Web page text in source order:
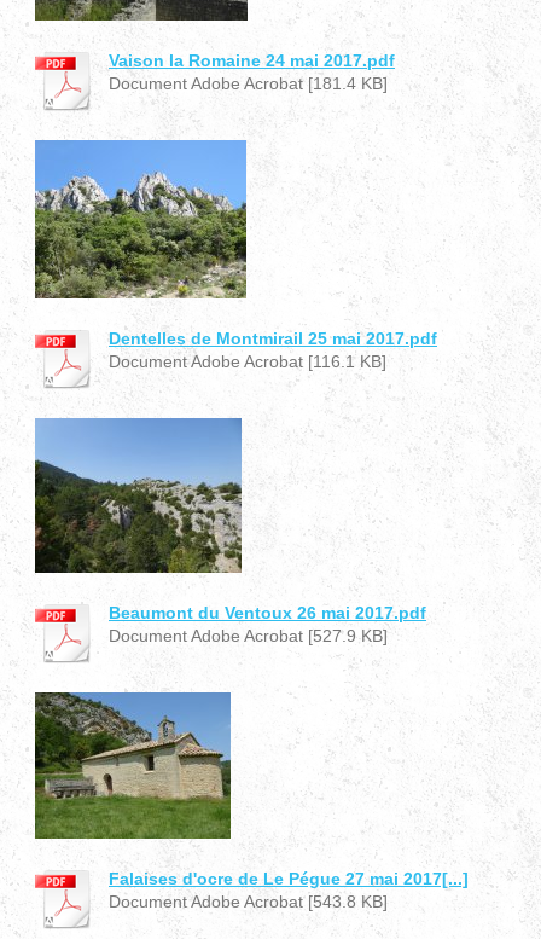
Vaison la Romaine 24 mai 2017.pdf
Document Adobe Acrobat [181.4 KB]
Dentelles de Montmirail 25 mai 2017.pdf
Document Adobe Acrobat [116.1 KB]
Beaumont du Ventoux 26 mai 2017.pdf
Document Adobe Acrobat [527.9 KB]
Falaises d'ocre de Le Pégue 27 mai 2017[...]
Document Adobe Acrobat [543.8 KB]